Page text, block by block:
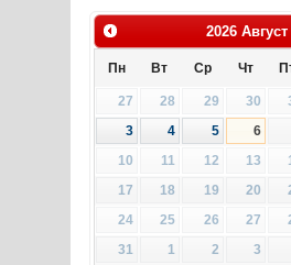
2026 Август
Пн Вт Ср Чт
27 28 29 30
3
4 5 6
10
11 12 13
17
18 19 20
24
25 26 27
31
1 2 3